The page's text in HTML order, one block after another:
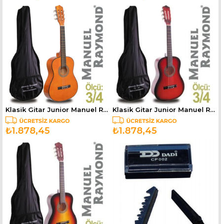
Klasik Gitar Junior Manuel Raymond MRC87Y (KILIF HEDİYE)
₺1.878,45
Klasik Gitar Junior Manuel Raymond MRC87RB (KILIF HEDİYE)
₺1.878,45